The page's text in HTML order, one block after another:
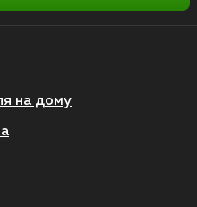
на дому